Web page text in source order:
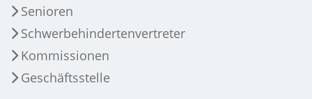
Senioren
Schwerbehindertenvertreter
Kommissionen
Geschäftsstelle